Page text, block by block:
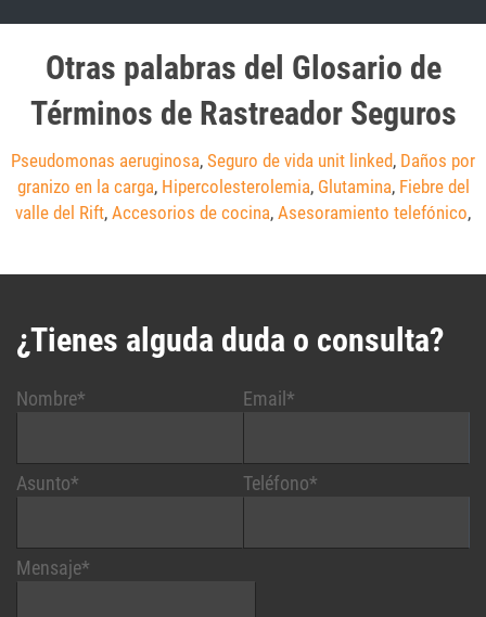
Otras palabras del Glosario de
Términos de Rastreador Seguros
Pseudomonas aeruginosa, Seguro de vida unit linked, Daños por
granizo en la carga, Hipercolesterolemia, Glutamina, Fiebre del
valle del Rift, Accesorios de cocina, Asesoramiento telefónico,
¿Tienes alguda duda o consulta?
Nombre*
Asunto*
Email*
Teléfono*
Mensaje*